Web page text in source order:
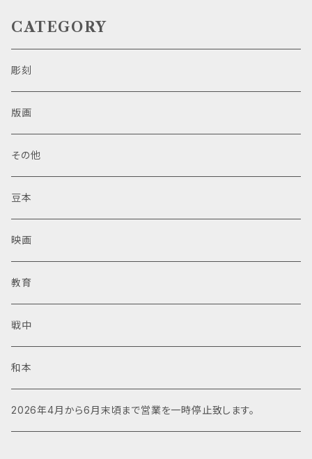
CATEGORY
彫刻
版画
その他
豆本
映画
教育
戦中
和本
2026年4月から6月末頃まで営業を一時停止致します。